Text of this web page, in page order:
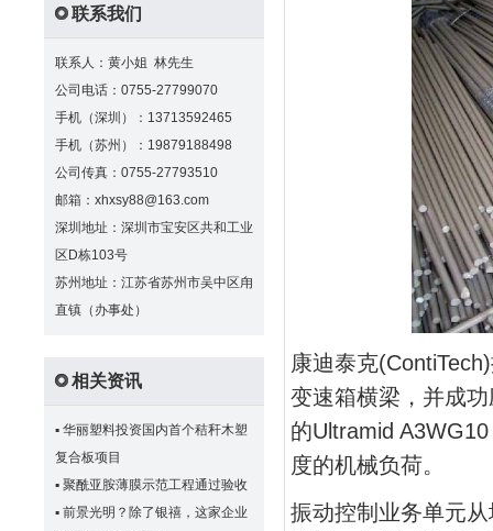
联系我们
联系人：黄小姐 林先生
公司电话：0755-27799070
手机（深圳）：13713592465
手机（苏州）：19879188498
公司传真：0755-27793510
邮箱：xhxsy88@163.com
深圳地址：深圳市宝安区共和工业
区D栋103号
苏州地址：江苏省苏州市吴中区甪
直镇（办事处）
相关资讯
▪ 华丽塑料投资国内首个秸秆木塑
复合板项目
▪ 聚酰亚胺薄膜示范工程通过验收
▪ 前景光明？除了银禧，这家企业
康迪泰克
变速箱横梁，并成
的Ultramid
度的机械负荷。
振动控制业务单元